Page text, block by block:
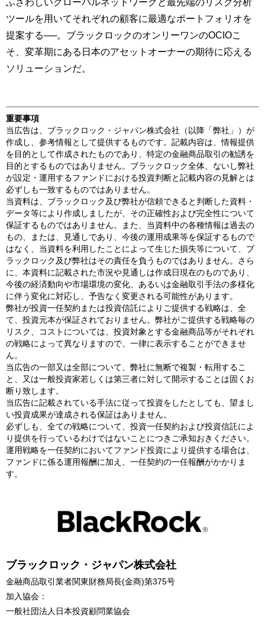
ふさわしいグローバルネットワークと最先端のリスク分析
ツールを用いてそれぞれの顧客に最適なポートフォリオを
提案する──。ブラックロックのオンリーワンのOCIOこ
そ、変革期にある日本のアセットオーナーの期待に応える
ソリューションだ。
重要事項
当広告は、ブラックロック・ジャパン株式会社（以降「弊社」）が
作成し、参考情報として提供するものです。記載内容は、情報提供
を目的として作成されたものであり、特定の金融商品取引の勧誘を
目的とするものではありません。ブラックロック全体、ないし弊社
が設定・運用するファンドにおける投資判断と記載内容の見解とは
必ずしも一致するものではありません。
当資料は、ブラックロック及び弊社が信頼できると判断した資料・
データ等により作成しましたが、その正確性および完全性について
保証するものではありません。また、当資料中の各種情報は過去の
もの、または、見通しであり、今後の運用成果等を保証するもので
はなく、当資料を利用したことによって生じた損失等について、ブ
ラックロック及び弊社はその責任を負うものではありません。さら
に、本資料に記載された市況や見通しは作成日現在のものであり、
今後の経済動向や市場環境の変化、あるいは金融取引手法の多様化
に伴う変化に対応し、予告なく変更される可能性があります。
弊社が投資一任契約または投資信託によりご提供する戦略は、全
て、投資元本が保証されておりません。弊社がご提供する戦略毎の
リスク、コストについては、投資対象とする金融商品等がそれぞれ
の戦略によって異なりますので、一律に表示することができませ
ん。
当広告の一部又は全部について、弊社に無断で複製・転用するこ
と、又は一般投資家若しくは第三者に対して開示することは固くお
断り致します。
当広告に記載されている手法に従って投資をしたとしても、望まし
い投資成果が達成される保証はありません。
必ずしも、全ての戦略について、投資一任契約および投資信託によ
り提供を行っているわけではないことにつきご承知おきください。
運用戦略を一任契約においてファンド投資により提供する場合は、
ファンドに係る運用報酬に加え、一任契約の一任報酬がかかりま
す。
ブラックロック・ジャパン株式会社
金融商品取引業者関東財務局長(金商)第375号
加入協会：
一般社団法人日本投資顧問業協会